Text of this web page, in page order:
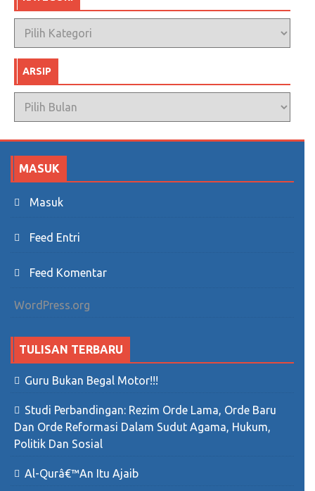
Kategori
ARSIP
Arsip
MASUK
Masuk
Feed Entri
Feed Komentar
WordPress.org
TULISAN TERBARU
Guru Bukan Begal Motor!!!
Studi Perbandingan: Rezim Orde Lama, Orde Baru
Dan Orde Reformasi Dalam Sudut Agama, Hukum,
Politik Dan Sosial
Al-Qurâ€™an Itu Ajaib